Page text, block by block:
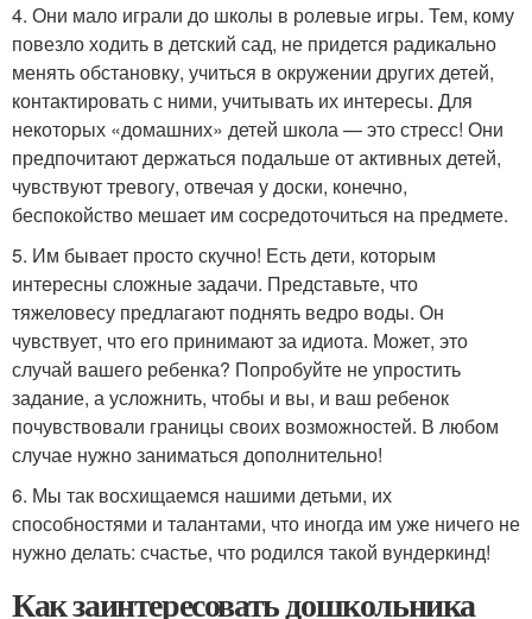
4. Они мало играли до школы в ролевые игры. Тем, кому
повезло ходить в детский сад, не придется радикально
менять обстановку, учиться в окружении других детей,
контактировать с ними, учитывать их интересы. Для
некоторых «домашних» детей школа — это стресс! Они
предпочитают держаться подальше от активных детей,
чувствуют тревогу, отвечая у доски, конечно,
беспокойство мешает им сосредоточиться на предмете.
5. Им бывает просто скучно! Есть дети, которым
интересны сложные задачи. Представьте, что
тяжеловесу предлагают поднять ведро воды. Он
чувствует, что его принимают за идиота. Может, это
случай вашего ребенка? Попробуйте не упростить
задание, а усложнить, чтобы и вы, и ваш ребенок
почувствовали границы своих возможностей. В любом
случае нужно заниматься дополнительно!
6. Мы так восхищаемся нашими детьми, их
способностями и талантами, что иногда им уже ничего не
нужно делать: счастье, что родился такой вундеркинд!
Как заинтересовать дошкольника